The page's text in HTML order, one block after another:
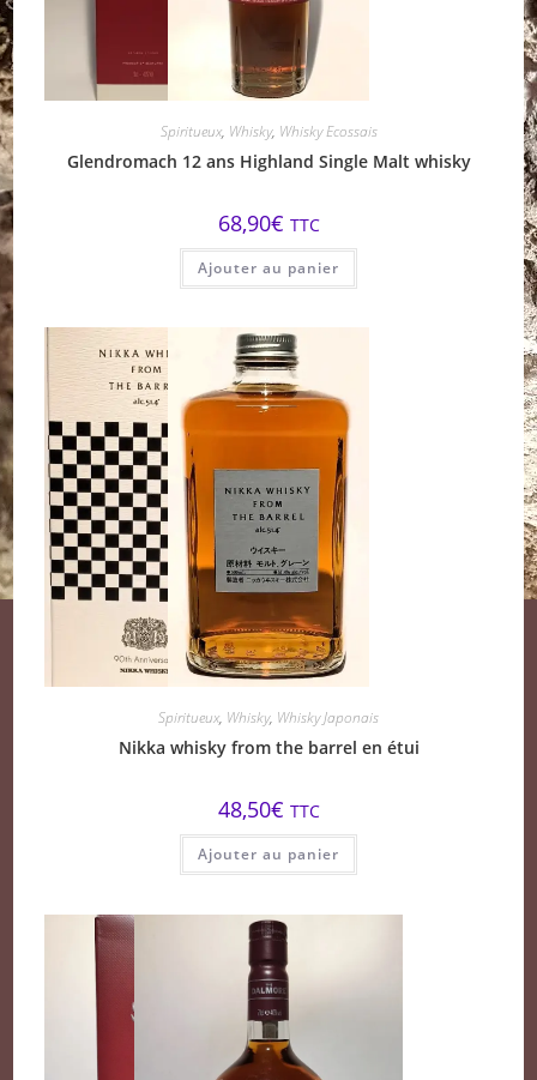
Spiritueux, Whisky, Whisky Ecossais
Glendromach 12 ans Highland Single Malt whisky
68,90€ TTC
Ajouter au panier
Spiritueux, Whisky, Whisky Japonais
Nikka whisky from the barrel en étui
48,50€ TTC
Ajouter au panier